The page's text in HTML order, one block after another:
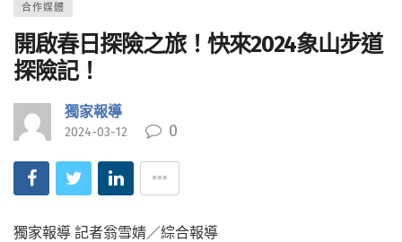
合作媒體
開啟春日探險之旅！快來2024象山步道
探險記！
獨家報導
2024-03-12 0
獨家報導 記者翁雪婧／綜合報導